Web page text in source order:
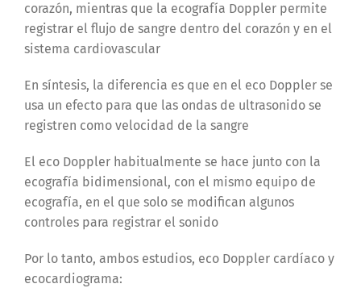
corazón, mientras que la ecografía Doppler permite
registrar el flujo de sangre dentro del corazón y en el
sistema cardiovascular
En síntesis, la diferencia es que en el eco Doppler se
usa un efecto para que las ondas de ultrasonido se
registren como velocidad de la sangre
El eco Doppler habitualmente se hace junto con la
ecografía bidimensional, con el mismo equipo de
ecografía, en el que solo se modifican algunos
controles para registrar el sonido
Por lo tanto, ambos estudios, eco Doppler cardíaco y
ecocardiograma: